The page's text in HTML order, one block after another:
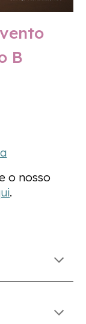
B
o nosso
.